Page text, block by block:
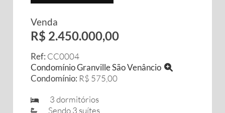
Venda
R$ 2.450.000,00
Ref: CC0004
Condomínio Granville São Venâncio
Condomínio: R$ 575,00
3 dormitórios
Sendo 3 suítes